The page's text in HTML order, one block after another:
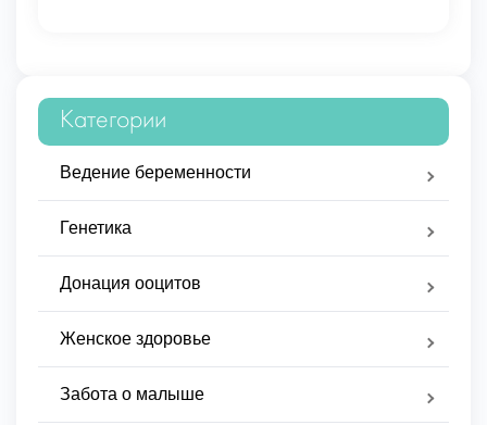
Категории
Ведение беременности
Генетика
Донация ооцитов
Женское здоровье
Забота о малыше